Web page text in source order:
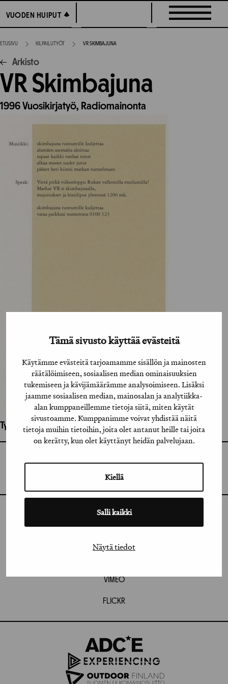
Tämä sivusto käyttää evästeitä
Käytämme evästeitä tarjoamamme sisällön ja mainosten
räätälöimiseen, sosiaalisen median ominaisuuksien
tukemiseen ja kävijämäärämme analysoimiseen. Lisäksi
jaamme sosiaalisen median, mainosalan ja analytiikka-
alan kumppaneillemme tietoja siitä, miten käytät
sivustoamme. Kumppanimme voivat yhdistää näitä
tietoja muihin tietoihin, joita olet antanut heille tai joita
on kerätty, kun olet käyttänyt heidän palvelujaan.
Kiellä
Salli kaikki
Näytä tiedot
suoraan
sisältöön
VUODEN HUIPUT
VUODEN HUIPUT
ETUSIVU KILPAILUTYÖT VR SKIMBAJUNA
Arkisto
VR Skimbajuna
1996Vuosikirjatyö, Radiomainonta
Työhön osallistuneet henkilöt / tahot:
GRAFIA(AT)GRAFIA.FI
INSTAGRAM
VIMEO
FLICKR